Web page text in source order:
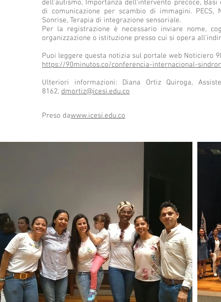
dell'autismo, Importanza dell'intervento precoce,
di comunicazione per scambio di immagini. PECS,
Sonrise, Terapia di integrazione sensoriale.
Per la registrazione è necessario inviare nome,
organizzazione o istituzione presso cui si opera
Puoi leggere questa notizia sul portale web Noticiero
https://90minutos.co/conferencia-internacional-
Ulteriori informazioni: Diana Ortiz Quiroga,
8162, dmortiz@icesi.edu.co
Preso dawww.icesi.edu.co